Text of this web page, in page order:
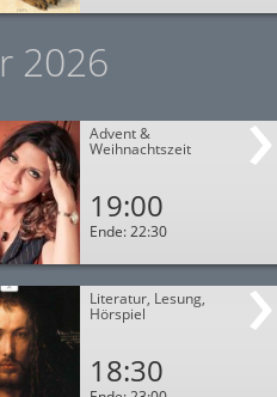
2026
Advent &
Weihnachtszeit
19:00
Ende: 22:30
Literatur, Lesung,
Hörspiel
18:30